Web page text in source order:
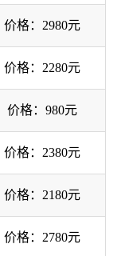
价格：2980元
价格：2280元
价格：980元
价格：2380元
价格：2180元
价格：2780元